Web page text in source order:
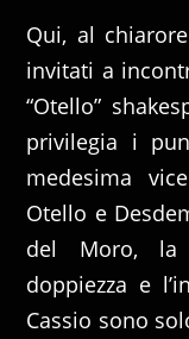
Qui, al
invitati a
“Otello”
privilegia i
medesima
Otello e
del Moro, la
doppiezza e
Cassio sono